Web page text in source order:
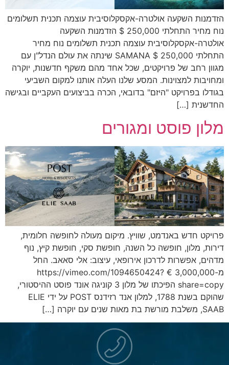
הזדמנות השקעה אולטרה-אקסקלוסיבית עוצמה תכנית תשלומים
נוח מחיר התחלתי 250,000 $ הזדמנות השקעה
אולטרה-אקסקלוסיבית עוצמה תכנית תשלומים נוח מחיר
התחלתי 250,000 $ SAMANA שינתה את עולם הנדל"ן עם
מגוון רחב של פרויקטים, שכל אחד מהם משקף חדשנות, יוקרה
ומחויבות למצוינות. המסע שלנו העלה אותנו למקום השביעי
בגודלו בפרויקט "היזם" בדובאי, הכרה בביצועים העקביים ובגישה
החדשנית […]
מלון פוסט ומגורים
פרויקט חדש באנדמט, שוויץ. מיקום מעולה לחופשה חלומית,
דירות, מלון, חופשה כל השנה, חופשת סקי, חופשת קיץ, נוף
מדהים, אפשרות לדרכון אירופאי, עיצוב: אלי סאאב. החל
מ-3,000,000 € https://vimeo.com/1094650424?
share=copy הפיכתו של מלון 3 קוניגה אונד פוסט ההיסטורי,
שהוקם בשנת 1788, למלון אנד רזידנס POST על ידי ELIE
SAAB, משלבת מורשת בת מאות שנים עם יוקרה […]